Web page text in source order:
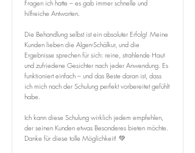
Fragen ich hatte – es gab immer schnelle und
hilfreiche Antworten.
Die Behandlung selbst ist ein absoluter Erfolg! Meine
Kunden lieben die Algen-Schälkur, und die
Ergebnisse sprechen für sich: reine, strahlende Haut
und zufriedene Gesichter nach jeder Anwendung. Es
funktioniert einfach – und das Beste daran ist, dass
ich mich nach der Schulung perfekt vorbereitet gefühlt
habe.
Ich kann diese Schulung wirklich jedem empfehlen,
der seinen Kunden etwas Besonderes bieten möchte.
Danke für diese tolle Möglichkeit! 💚